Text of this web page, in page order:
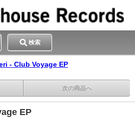
検索
- Club Voyage EP
次の商品へ
EP